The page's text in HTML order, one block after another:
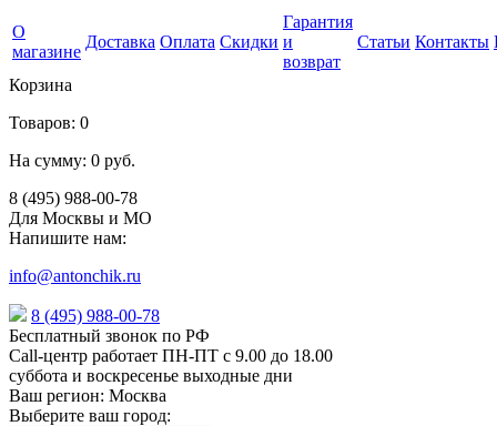
О
магазине
Доставка Оплата Скидки
Гарантия
и
возврат
Статьи Контакты
Корзина
Товаров: 0
На сумму: 0 руб.
8 (495) 988-00-78
Для Москвы и МО
Напишите нам:
info@antonchik.ru
8 (495) 988-00-78
Бесплатный звонок по РФ
Call-центр работает ПН-ПТ с 9.00 до 18.00
суббота и воскресенье выходные дни
Ваш регион: Москва
Выберите ваш город: